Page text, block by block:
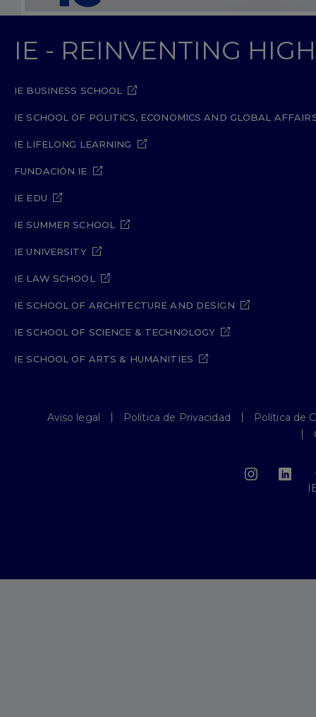
IE - REINVENTING
IE BUSINESS SCHOOL
IE SCHOOL OF POLITICS, ECONOMICS AND GLOBAL
IE LIFELONG LEARNING
FUNDACIÓN IE
IE EDU
IE SUMMER SCHOOL
IE UNIVERSITY
IE LAW SCHOOL
IE SCHOOL OF ARCHITECTURE AND DESIGN
IE SCHOOL OF SCIENCE & TECHNOLOGY
IE SCHOOL OF ARTS & HUMANITIES
Aviso legal Política de Privacidad
Política de